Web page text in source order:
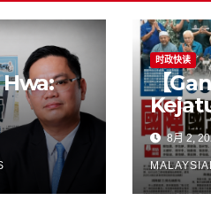
untuk
satu
时政快读
【
8月 2,